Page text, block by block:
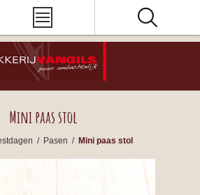
Mini paas stol
/ Pasen / Mini paas stol